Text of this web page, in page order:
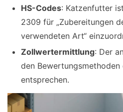
HS-Codes: Katzenfutter
2309 für „Zubereitungen
verwendeten Art“
Zollwertermittlung: Der
den Bewertungsmethoden
entsprechen.